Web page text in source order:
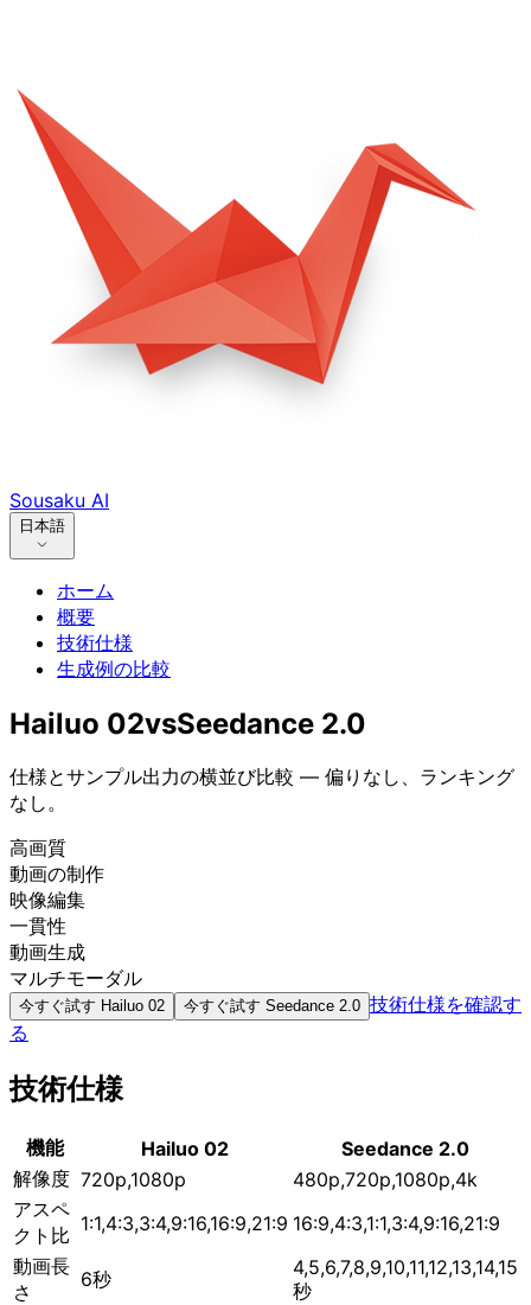
Sousaku AI
日本語
ホーム
概要
技術仕様
生成例の比較
Hailuo 02vsSeedance 2.0
仕様とサンプル出力の横並び比較 — 偏りなし、ランキング
なし。
高画質
動画の制作
映像編集
一貫性
動画生成
マルチモーダル
今すぐ試す Hailuo 02 今すぐ試す Seedance 2.0 技術仕様を確認す
る
技術仕様
機能 Hailuo 02
Seedance 2.0
解像度 720p,1080p
480p,720p,1080p,4k
アスペ
クト比 1:1,4:3,3:4,9:16,16:9,21:9 16:9,4:3,1:1,3:4,9:16,21:9
動画長
さ
6秒
4,5,6,7,8,9,10,11,12,13,14,15
秒